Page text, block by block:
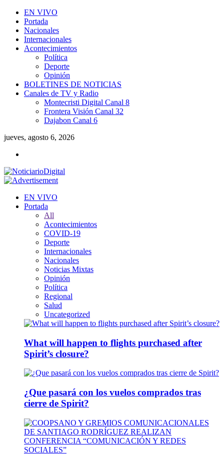
EN VIVO
Portada
Nacionales
Internacionales
Acontecimientos
Política
Deporte
Opinión
BOLETINES DE NOTICIAS
Canales de TV y Radio
Montecristi Digital Canal 8
Frontera Visión Canal 32
Dajabon Canal 6
jueves, agosto 6, 2026
EN VIVO
Portada
All
Acontecimientos
COVID-19
Deporte
Internacionales
Nacionales
Noticias Mixtas
Opinión
Política
Regional
Salud
Uncategorized
What will happen to flights purchased after
Spirit’s closure?
¿Que pasará con los vuelos comprados tras
cierre de Spirit?